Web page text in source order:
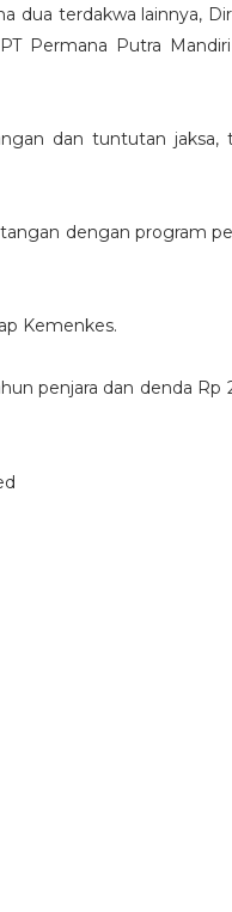
dua terdakwa lainnya,
Permana Putra
dan tuntutan jaksa,
dengan program
Kemenkes.
penjara dan denda Rp